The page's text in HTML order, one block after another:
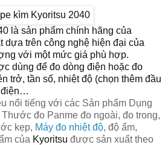
là sản phẩm chính hãng của
dựa trên công nghệ hiện đại của
với một mức giá phù hợp.
dùng để đo dòng điện hoặc đo
trở, tần số, nhiệt độ (chọn thêm đầu
điện…
nổi tiếng với các Sản phẩm Dụng
đo Panme đo ngoài, đo trong,
kẹp, Máy đo nhiệt độ, độ ẩm,
của Kyoritsu được sản xuất theo